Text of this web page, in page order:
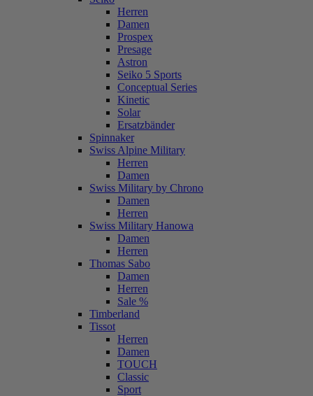
Herren
Damen
Prospex
Presage
Astron
Seiko 5 Sports
Conceptual Series
Kinetic
Solar
Ersatzbänder
Spinnaker
Swiss Alpine Military
Herren
Damen
Swiss Military by Chrono
Damen
Herren
Swiss Military Hanowa
Damen
Herren
Thomas Sabo
Damen
Herren
Sale %
Timberland
Tissot
Herren
Damen
TOUCH
Classic
Sport